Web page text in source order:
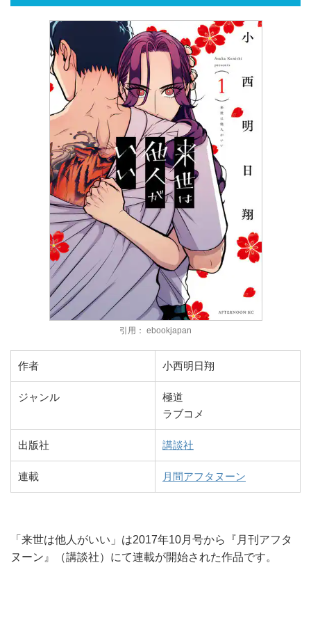
引用： ebookjapan
作者 小西明日翔
ジャンル
極道
ラブコメ
出版社 講談社
連載 月間アフタヌーン
「来世は他人がいい」は2017年10月号から『月刊アフタ
ヌーン』（講談社）にて連載が開始された作品です。